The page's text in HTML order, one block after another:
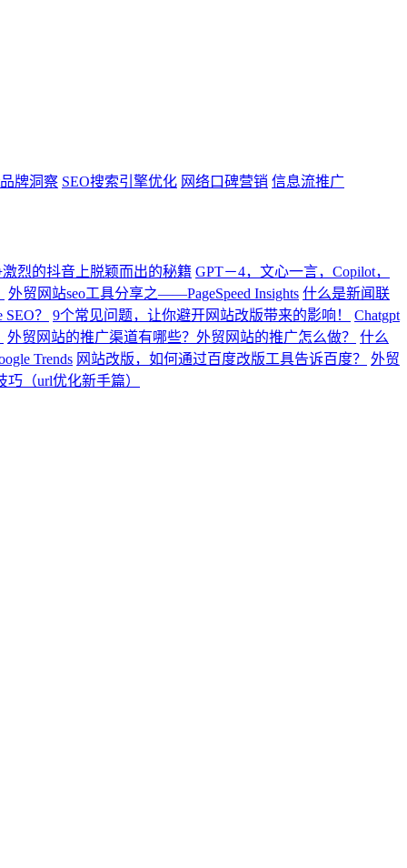
牌洞察 SEO搜索引擎优化 网络口碑营销 信息流推广
烈的抖音上脱颖而出的秘籍 GPT－4，文心一言，Copilot，
外贸网站seo工具分享之——PageSpeed Insights 什么是新闻联
？
9个常见问题，让你避开网站改版带来的影响！
Chatgpt
外贸网站的推广渠道有哪些？外贸网站的推广怎么做？
什么
Trends 网站改版，如何通过百度改版工具告诉百度？
外贸
（url优化新手篇）